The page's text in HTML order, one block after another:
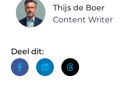
Thijs de Boer
Content Writer
Deel dit: